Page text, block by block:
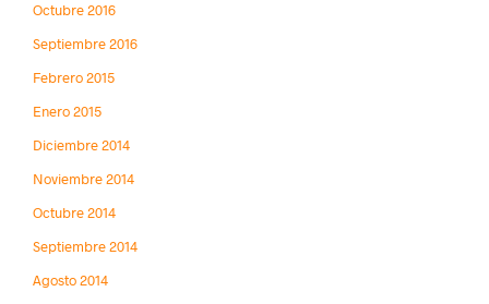
Octubre 2016
Septiembre 2016
Febrero 2015
Enero 2015
Diciembre 2014
Noviembre 2014
Octubre 2014
Septiembre 2014
Agosto 2014